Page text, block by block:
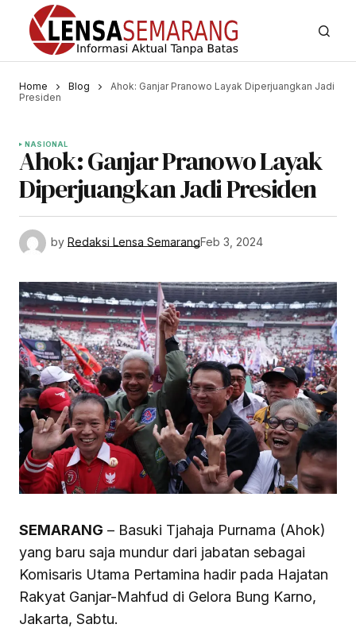
Home Blog
Ahok: Ganjar Pranowo Layak Diperjuangkan Jadi
Presiden
NASIONAL
Ahok: Ganjar Pranowo Layak
Diperjuangkan Jadi Presiden
by Redaksi Lensa SemarangFeb 3, 2024
SEMARANG – Basuki Tjahaja Purnama (Ahok)
yang baru saja mundur dari jabatan sebagai
Komisaris Utama Pertamina hadir pada Hajatan
Rakyat Ganjar-Mahfud di Gelora Bung Karno,
Jakarta, Sabtu.